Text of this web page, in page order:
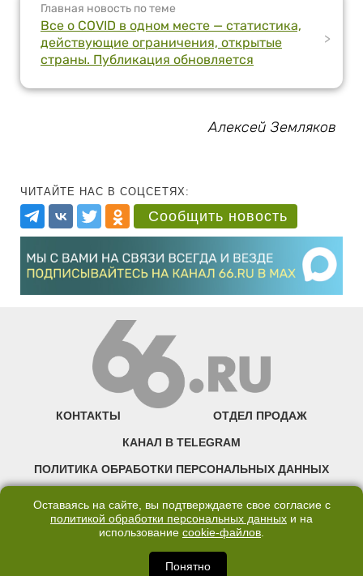
Главная новость по теме
Все о COVID в одном месте — статистика,
действующие ограничения, открытые
страны. Публикация обновляется
>
Алексей Земляков
ЧИТАЙТЕ НАС В СОЦСЕТЯХ:
Сообщить новость
КОНТАКТЫ ОТДЕЛ ПРОДАЖ
КАНАЛ В TELEGRAM
ПОЛИТИКА ОБРАБОТКИ ПЕРСОНАЛЬНЫХ ДАННЫХ
©2007—2025 66.RU. Воспроизведение, сообщение, доведение до всеобщего
правообладателя запрещено. Сетевое издание «Современный портал
Екатеринбурга — «66.ru» (18+) зарегистрировано Федеральной службой по
Оставаясь на сайте, вы подтверждаете свое согласие с
политикой обработки персональных данных и на
использование cookie-файлов.
Понятно